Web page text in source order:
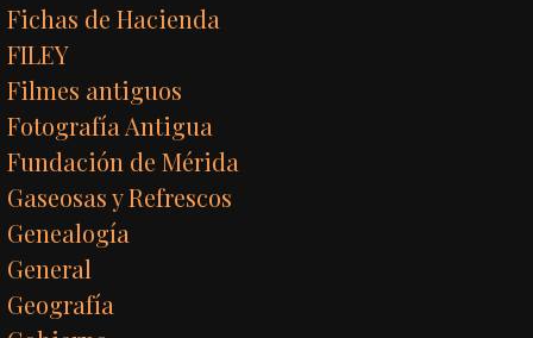
Fichas de Hacienda
FILEY
Filmes antiguos
Fotografía Antigua
Fundación de Mérida
Gaseosas y Refrescos
Genealogía
General
Geografía